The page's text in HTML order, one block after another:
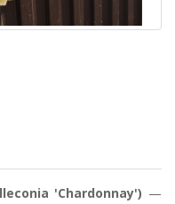
'Chardonnay') —